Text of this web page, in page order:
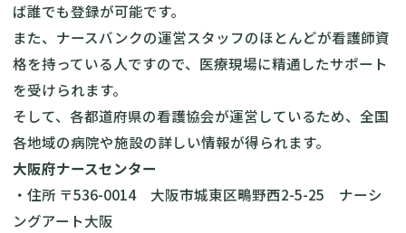
ば誰でも登録が可能です。
また、ナースバンクの運営スタッフのほとんどが看護師資
格を持っている人ですので、医療現場に精通したサポート
を受けられます。
そして、各都道府県の看護協会が運営しているため、全国
各地域の病院や施設の詳しい情報が得られます。
大阪府ナースセンター
・住所 〒536-0014 大阪市城東区鴫野西2-5-25 ナーシ
ングアート大阪